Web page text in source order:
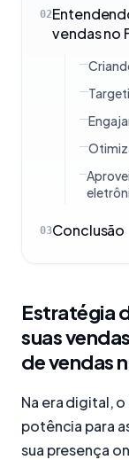
02
vendas no
03Conclusão
Estratégia
suas
de vendas
Na era digital,
potência para
sua presença